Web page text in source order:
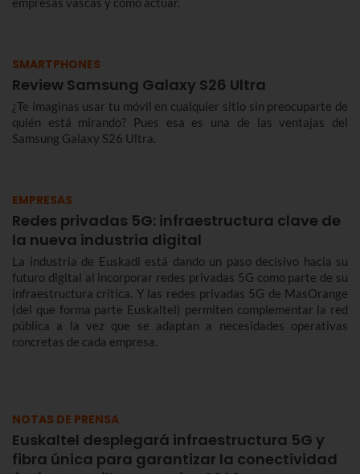
SMARTPHONES
Review Samsung Galaxy S26 Ultra
¿Te imaginas usar tu móvil en cualquier sitio sin preocuparte de
quién está mirando? Pues esa es una de las ventajas del
Samsung Galaxy S26 Ultra.
EMPRESAS
Redes privadas 5G: infraestructura clave de
la nueva industria digital
La industria de Euskadi está dando un paso decisivo hacia su
futuro digital al incorporar redes privadas 5G como parte de su
infraestructura crítica. Y las redes privadas 5G de MasOrange
(del que forma parte Euskaltel) permiten complementar la red
pública a la vez que se adaptan a necesidades operativas
concretas de cada empresa.
NOTAS DE PRENSA
Euskaltel desplegará infraestructura 5G y
fibra única para garantizar la conectividad